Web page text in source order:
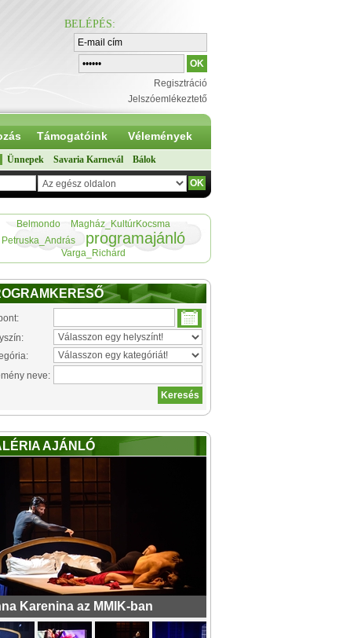
BELÉPÉS:
Regisztráció
Jelszóemlékeztető
Támogatóink Vélemények
Ünnepek Savaria Karnevál Bálok
Belmondo
Magház_KultúrKocsma
Petruska_András
programajánló
Varga_Richárd
neve:
AJÁNLÓ
Karenina az MMIK-ban